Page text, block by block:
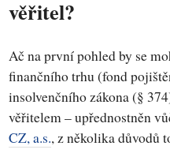
věřitel?
Ač na první pohled by se
finančního trhu (fond
insolvenčního zákona (§
věřitelem – upřednostněn
CZ, a.s., z několika důvodů